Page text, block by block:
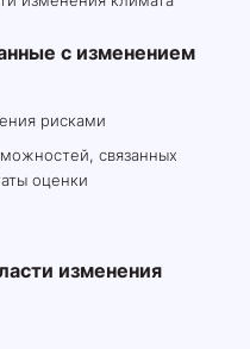
с изменением
рисками
связанных
оценки
изменения